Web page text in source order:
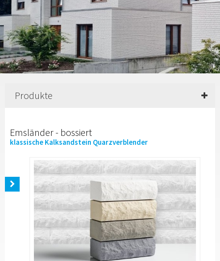
Produkte
Emsländer - bossiert
klassische Kalksandstein Quarzverblender